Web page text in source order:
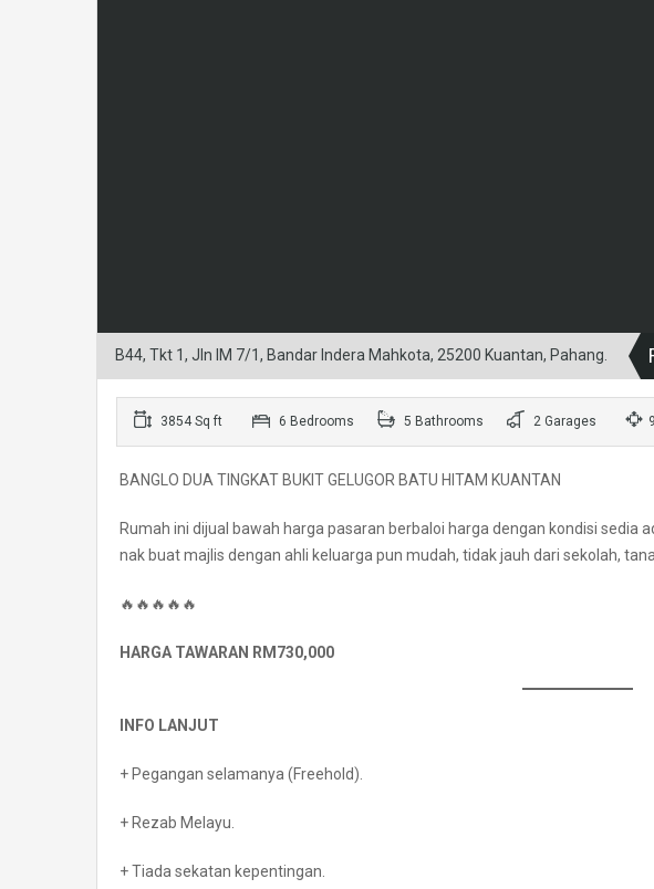
B44, Tkt 1, Jln IM 7/1, Bandar Indera Mahkota, 25200 Kuantan, Pahang.
3854 Sq ft 6 Bedrooms 5 Bathrooms 2 Garages
BANGLO DUA TINGKAT BUKIT GELUGOR BATU HITAM KUANTAN
Rumah ini dijual bawah harga pasaran berbaloi harga dengan kondisi sedia
nak buat majlis dengan ahli keluarga pun mudah, tidak jauh dari sekolah,
🔥🔥🔥🔥🔥
HARGA TAWARAN RM730,000
INFO LANJUT
+ Pegangan selamanya (Freehold).
+ Rezab Melayu.
+ Tiada sekatan kepentingan.